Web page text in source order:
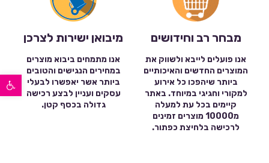
פתח סרגל נגישות
מבחר רב וחידושים
אנו פועלים לייבא ולשווק את
המוצרים החדשים והאיכותיים
ביותר שיהפכו כל אירוע
למקורי וחגיגי במיוחד. באתר
קיימים בכל עת למעלה
מ10000 מוצרים זמינים
לרכישה בלחיצת כפתור.
מיבואן ישירות לצרכן
אנו מתמחים ביבוא מוצרים
במחירים הנגישים והטובים
ביותר אשר יאפשרו לבעלי
עסקים ועניין לבצע רכישה
גדולה בכסף קטן.